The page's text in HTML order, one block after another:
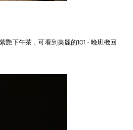
艷下午茶，可看到美麗的101 - 晚班機回